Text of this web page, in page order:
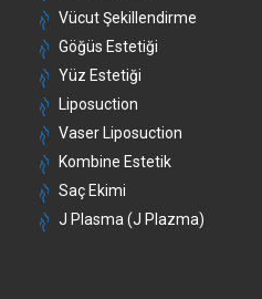
Vücut Şekillendirme
Göğüs Estetiği
Yüz Estetiği
Liposuction
Vaser Liposuction
Kombine Estetik
Saç Ekimi
J Plasma (J Plazma)